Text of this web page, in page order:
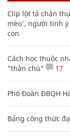
Clip lột tả chân
mèo', người tinh
con
Cách học thuộc
"thần chú"
17
Phó Đoàn ĐBQH
Bảng công thức